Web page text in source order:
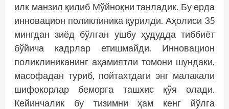
илк манзил қилиб Мўйноқни танладик. Бу ерда
инновацион поликлиника қурилди. Аҳолиси 35
мингдан зиёд бўлган ушбу ҳудудда тиббиёт
бўйича кадр­лар етишмайди. Инновацион
поликлиниканинг аҳамиятли томони шундаки,
масофадан туриб, пойтахтдаги энг малакали
шифокорлар беморга ташхис қўя олади.
Кейинчалик бу тизимни ҳам кенг йўлга